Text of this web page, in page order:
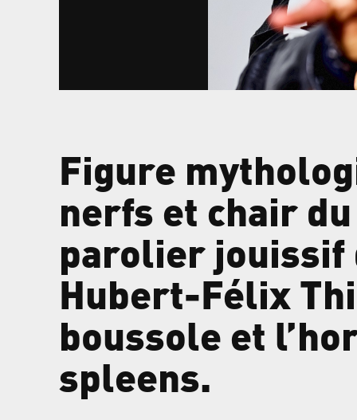
Figure
nerfs et chair
parolier jouissif
Hubert-Félix
boussole et
spleens.